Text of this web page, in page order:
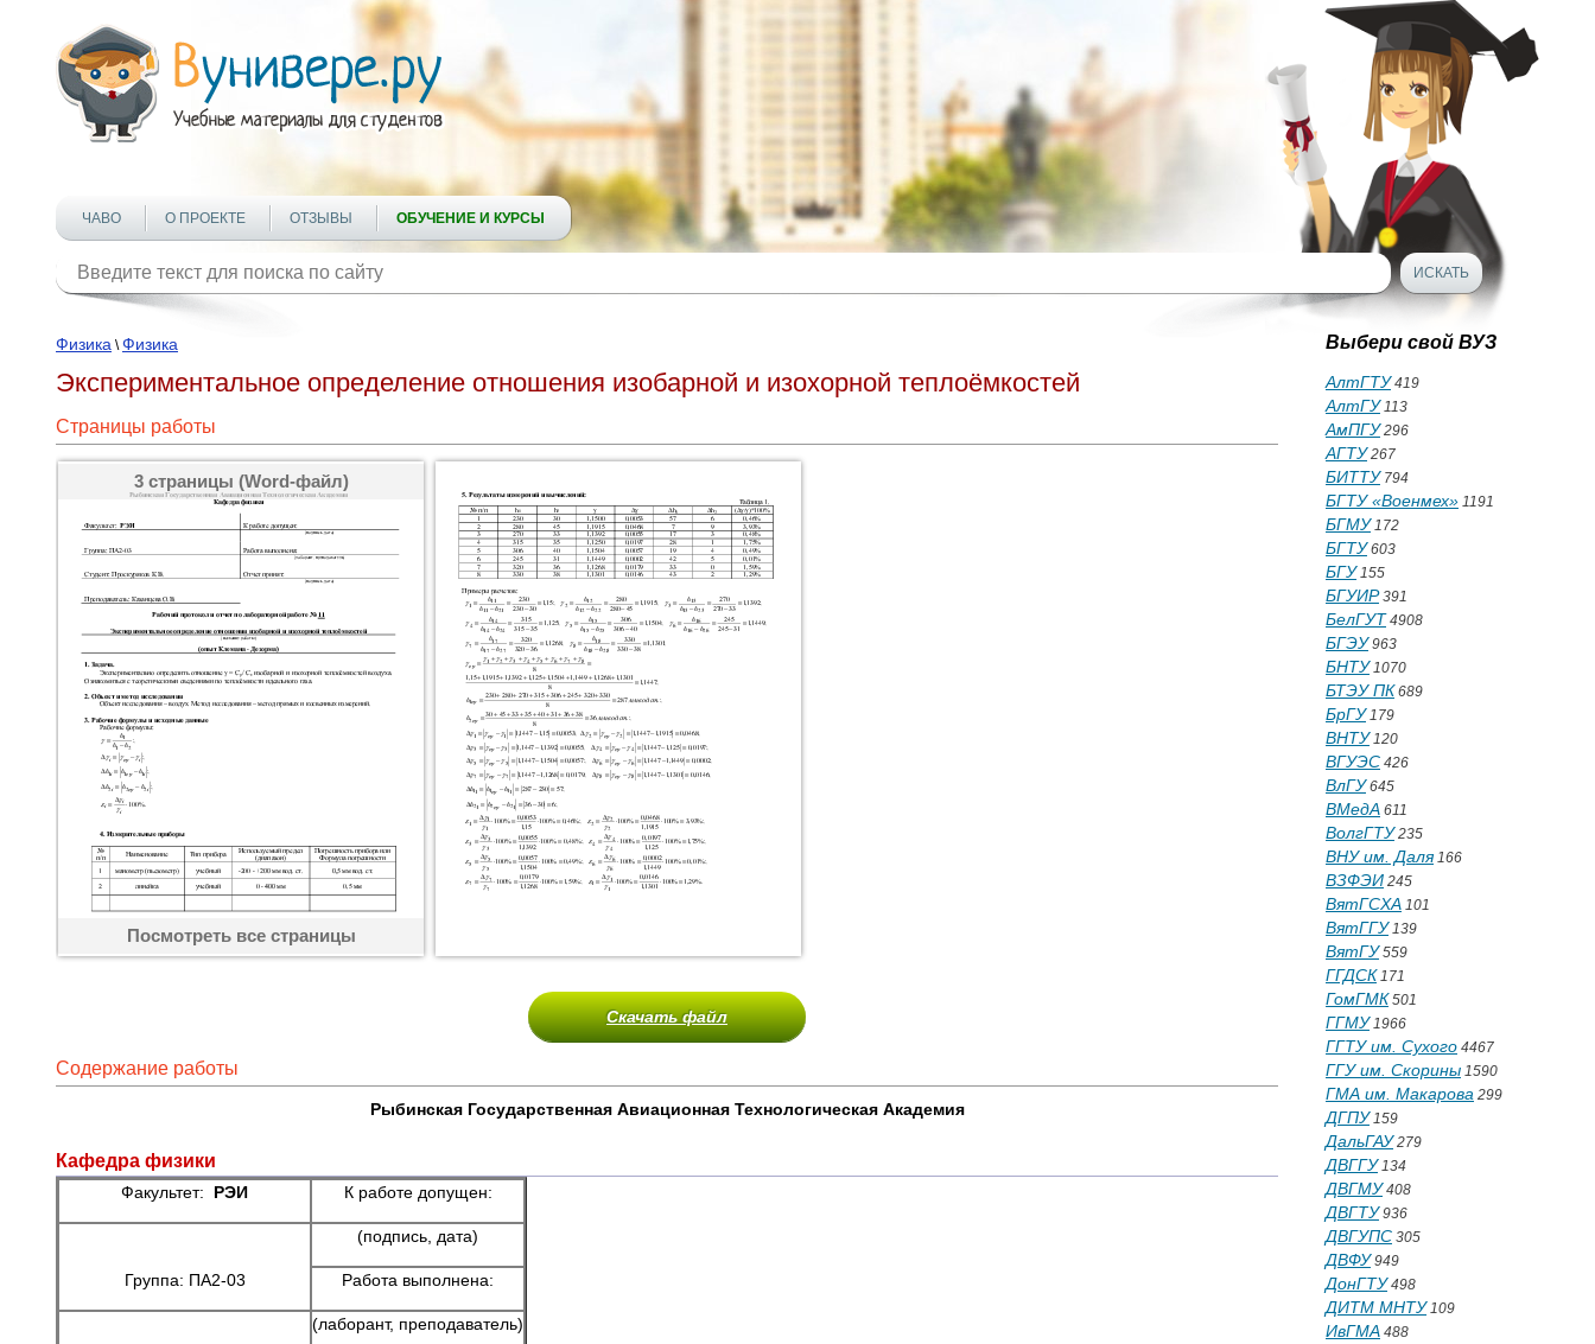
ЧАВО О ПРОЕКТЕ ОТЗЫВЫ ОБУЧЕНИЕ И КУРСЫ
Физика \Физика
Экспериментальное определение отношения изобарной и изохорной теплоёмкостей
Страницы работы
3 страницы (Word-файл)
Посмотреть все страницы
Скачать файл
Содержание работы
Рыбинская Государственная Авиационная Технологическая Академия
Кафедра физики
Факультет: РЭИ К работе допущен:
Группа: ПА2-03
(подпись, дата)
Работа выполнена:
(лаборант, преподаватель)
Выбери свой ВУЗ
АлтГТУ419
АлтГУ113
АмПГУ296
АГТУ267
БИТТУ794
БГТУ «Военмех» 1191
БГМУ172
БГТУ603
БГУ155
БГУИР391
БелГУТ 4908
БГЭУ963
БНТУ1070
БТЭУ ПК 689
БрГУ179
ВНТУ120
ВГУЭС 426
ВлГУ645
ВМедА 611
ВолгГТУ235
ВНУ им. Даля166
ВЗФЭИ 245
ВятГСХА 101
ВятГГУ139
ВятГУ559
ГГДСК 171
ГомГМК 501
ГГМУ1966
ГГТУ им. Сухого 4467
ГГУ им. Скорины 1590
ГМА им. Макарова 299
ДГПУ159
ДальГАУ279
ДВГГУ134
ДВГМУ408
ДВГТУ936
ДВГУПС 305
ДВФУ949
ДонГТУ498
ДИТМ МНТУ109
ИвГМА 488